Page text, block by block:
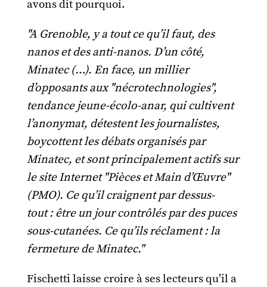
avons dit pourquoi.
"A Grenoble, y a tout ce qu’il faut, des
nanos et des anti-nanos. D’un côté,
Minatec (…). En face, un millier
d’opposants aux "nécrotechnologies",
tendance jeune-écolo-anar, qui cultivent
l’anonymat, détestent les journalistes,
boycottent les débats organisés par
Minatec, et sont principalement actifs sur
le site Internet "Pièces et Main d’Œuvre"
(PMO). Ce qu’il craignent par dessus-
tout : être un jour contrôlés par des puces
sous-cutanées. Ce qu’ils réclament : la
fermeture de Minatec."
Fischetti laisse croire à ses lecteurs qu’il a